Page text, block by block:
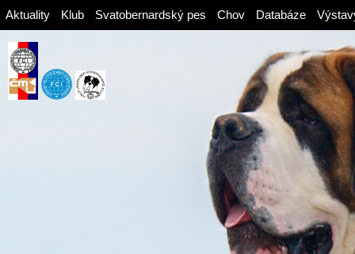
Aktuality Klub Svatobernardský pes Chov Databáze